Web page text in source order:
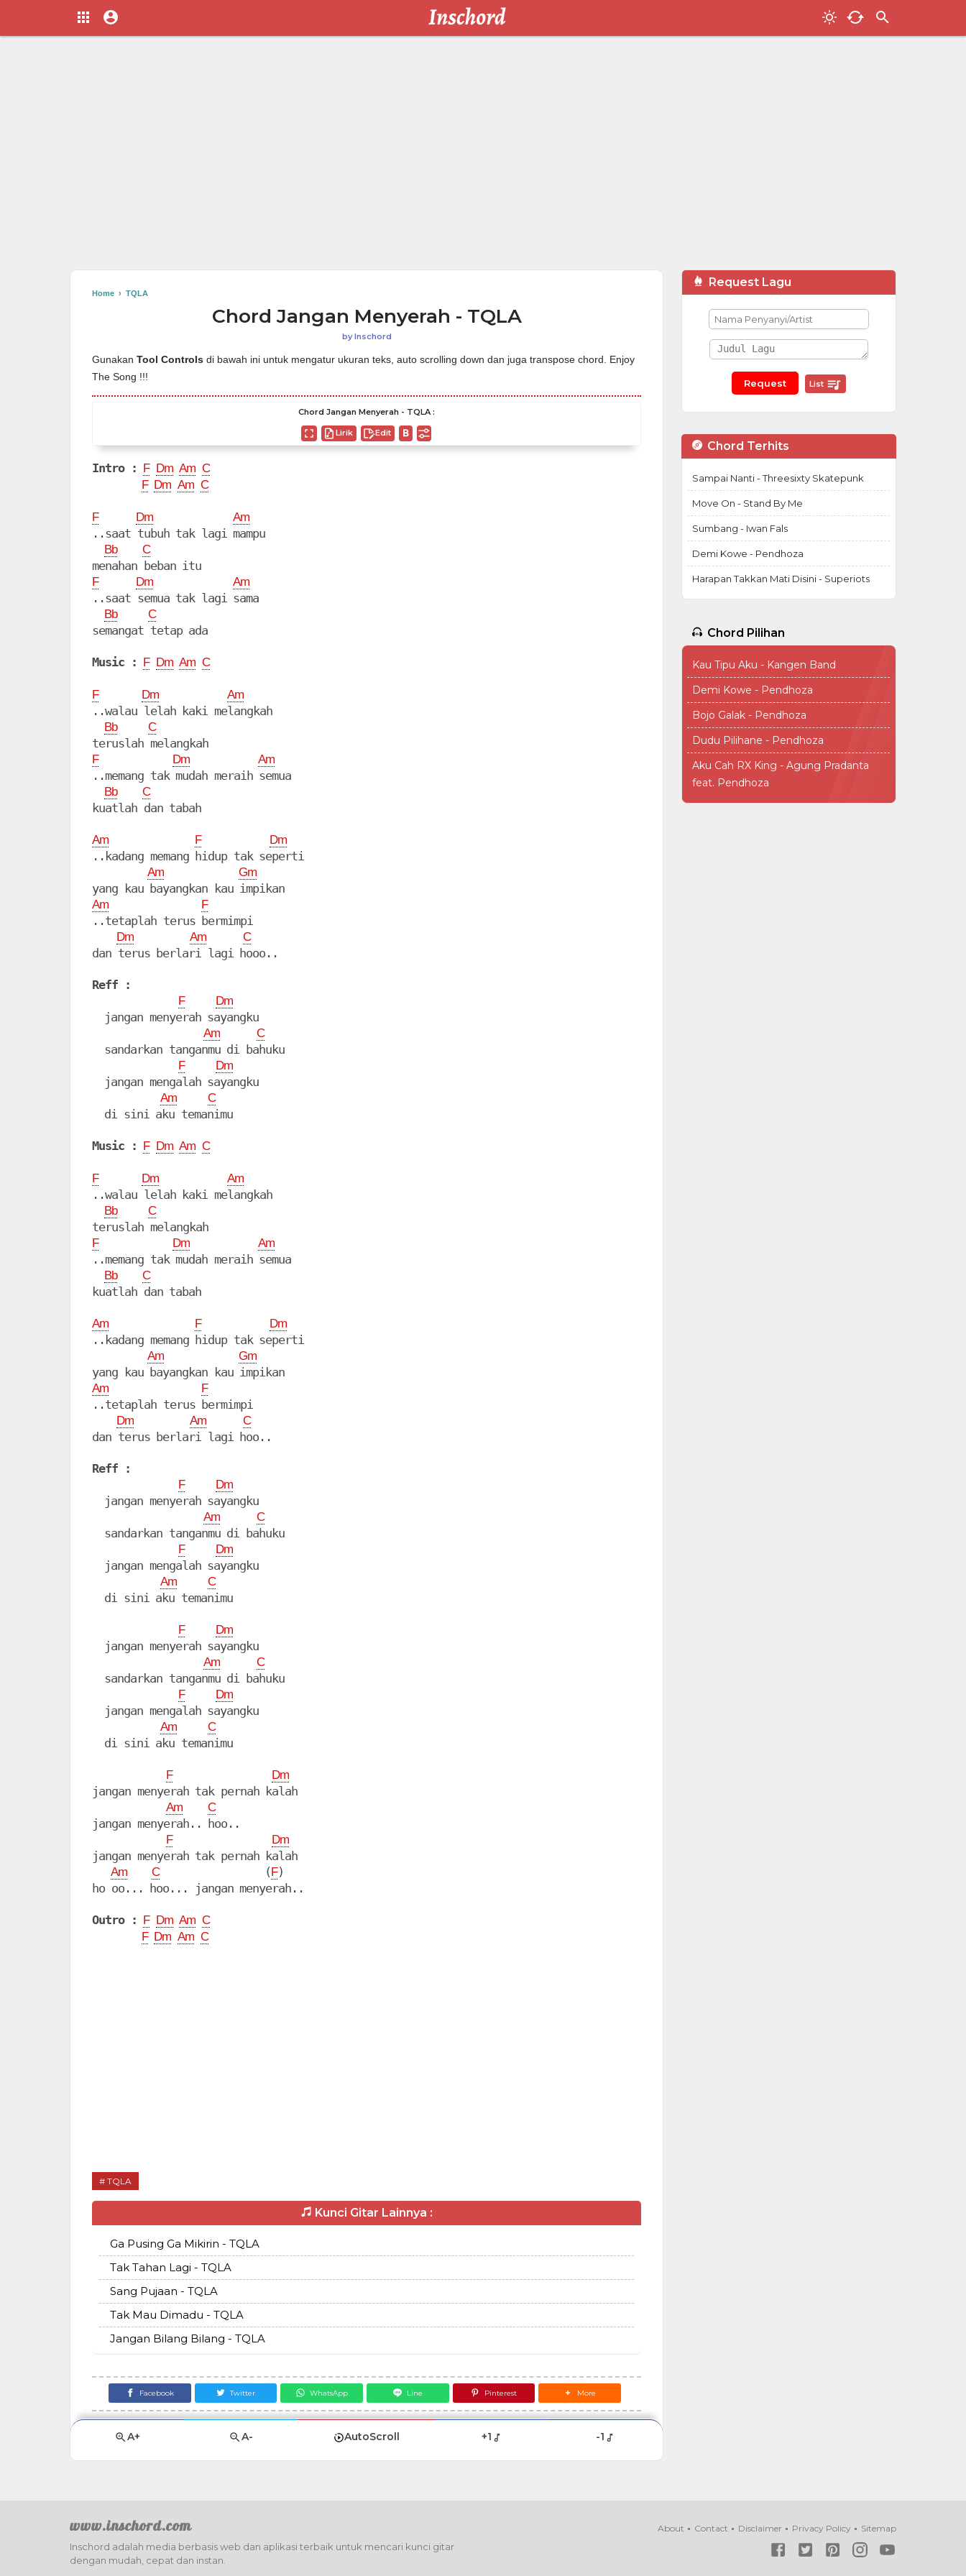
Home › TQLA
Chord Jangan Menyerah - TQLA
byInschord
Gunakan Tool Controls di bawah ini untuk mengatur ukuran teks, auto scrolling down dan juga transpose chord. Enjoy
The Song !!!
Chord Jangan Menyerah - TQLA :
Lirik Edit
Intro : F Dm Am C
F Dm Am C
F Dm Am
..saat tubuh tak lagi mampu
Bb C
F Dm Am
..saat semua tak lagi sama
Bb C
Music : F Dm Am C
F Dm Am
..walau lelah kaki melangkah
Bb C
teruslah melangkah
F Dm Am
..memang tak mudah meraih semua
Bb C
kuatlah dan tabah
Am F Dm
..kadang memang hidup tak seperti
Am Gm
Am F
..tetaplah terus bermimpi
Dm Am C
dan terus berlari lagi hooo..
Reff :
F Dm
  jangan menyerah sayangku
Am C
  sandarkan tanganmu di bahuku
F Dm
  jangan mengalah sayangku
Am C
  di sini aku temanimu
Music : F Dm Am C
F Dm Am
..walau lelah kaki melangkah
Bb C
teruslah melangkah
F Dm Am
..memang tak mudah meraih semua
Bb C
kuatlah dan tabah
Am F Dm
..kadang memang hidup tak seperti
Am Gm
Am F
..tetaplah terus bermimpi
Dm Am C
dan terus berlari lagi hoo..
Reff :
F Dm
  jangan menyerah sayangku
Am C
  sandarkan tanganmu di bahuku
F Dm
  jangan mengalah sayangku
Am C
  di sini aku temanimu
F Dm
  jangan menyerah sayangku
Am C
  sandarkan tanganmu di bahuku
F Dm
  jangan mengalah sayangku
Am C
  di sini aku temanimu
F Dm
jangan menyerah tak pernah kalah
Am C
jangan menyerah.. hoo..
F Dm
jangan menyerah tak pernah kalah
Am C
                 (
F)
ho oo... hoo... jangan menyerah..
Outro : F Dm Am C
F Dm Am C
TQLA
Kunci Gitar Lainnya :
Ga Pusing Ga Mikirin - TQLA
Tak Tahan Lagi - TQLA
Sang Pujaan - TQLA
Tak Mau Dimadu - TQLA
Jangan Bilang Bilang - TQLA
Facebook Twitter WhatsApp Line Pinterest More
A+ A- AutoScroll +1 -1
Request Lagu
List
Chord Terhits
Sampai Nanti - Threesixty Skatepunk
Move On - Stand By Me
Sumbang - Iwan Fals
Demi Kowe - Pendhoza
Harapan Takkan Mati Disini - Superiots
Chord Pilihan
Kau Tipu Aku - Kangen Band
Demi Kowe - Pendhoza
Bojo Galak - Pendhoza
Dudu Pilihane - Pendhoza
Aku Cah RX King - Agung Pradanta
feat. Pendhoza
www.inschord.com
Inschord adalah media berbasis web dan aplikasi terbaik untuk mencari kunci gitar
dengan mudah, cepat dan instan.
About Contact Disclaimer Privacy Policy Sitemap